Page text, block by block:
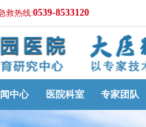
救热线:0539-8533120
中心 医院科室 专家团队